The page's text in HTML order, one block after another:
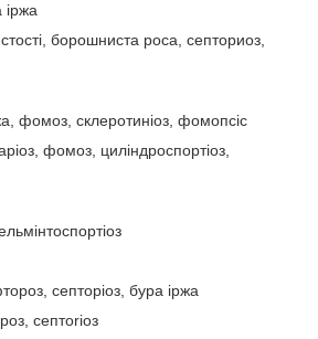
іржа
борошниста роса, септориоз,
фомоз, склеротиніоз, фомопсіс
фомоз, циліндроспортіоз,
септоріоз, бура іржа
септоriоз